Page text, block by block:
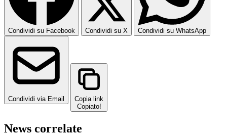
Condividi su Facebook Condividi su X Condividi su WhatsApp
Condividi via Email
Copia link
Copiato!
News correlate